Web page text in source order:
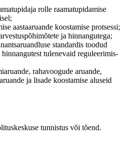
rolle raamatupidamise
aastaaruande koostamise protsessi;
ja hinnangutega;
standardis toodud
tulenevaid reguleerimis-
rahavoogude aruande,
ja lisade koostamise aluseid
tunnistus või tõend.